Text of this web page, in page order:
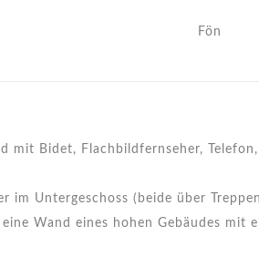
Fön
Bidet, Flachbildfernseher,
im Untergeschoss (beide über
Wand eines hohen Gebäudes mit